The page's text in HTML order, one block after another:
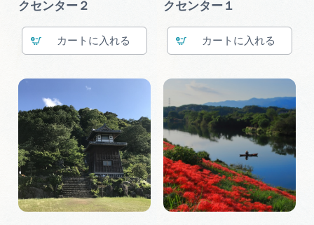
クセンター２
カート
クセンター１
カート